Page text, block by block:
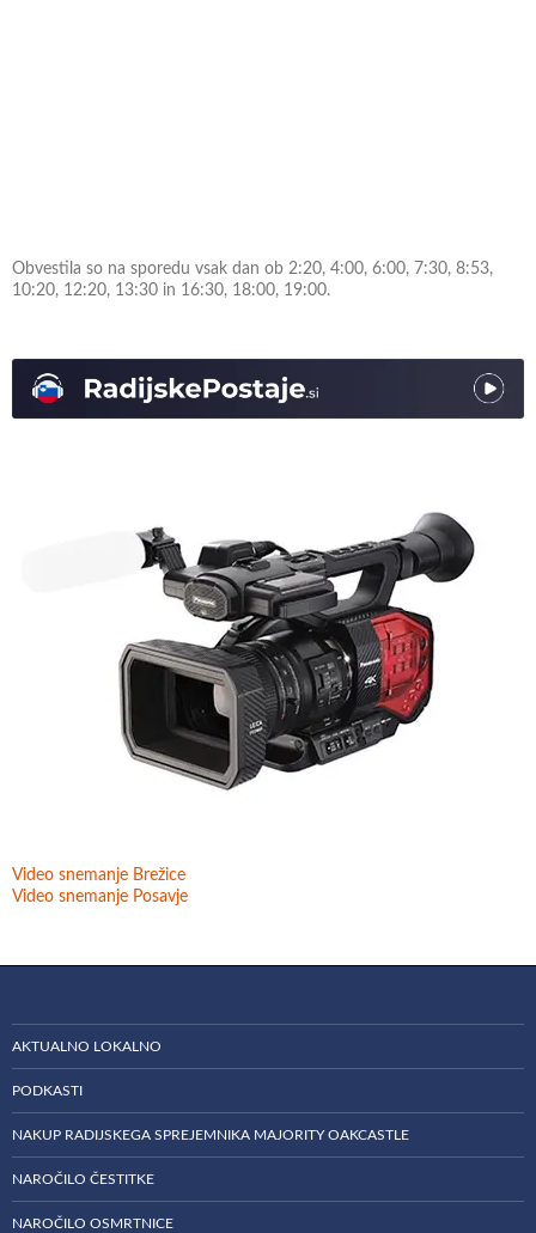
Obvestila so na sporedu vsak dan ob 2:20, 4:00, 6:00, 7:30, 8:53,
10:20, 12:20, 13:30 in 16:30, 18:00, 19:00.
Video snemanje Brežice
Video snemanje Posavje
AKTUALNO LOKALNO
PODKASTI
NAKUP RADIJSKEGA SPREJEMNIKA MAJORITY OAKCASTLE
NAROČILO ČESTITKE
NAROČILO OSMRTNICE